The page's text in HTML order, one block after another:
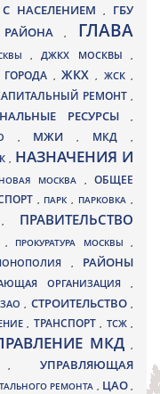
С НАСЕЛЕНИЕМ , ГБУ
РАЙОНА, ГЛАВА
,ДЖКХ МОСКВЫ ,
, ЖКХ, ЖСК,
РЕМОНТ ,
РЕСУРСЫ,
, МЖИ, МКД ,
, НАЗНАЧЕНИЯ И
НОВАЯ МОСКВА ,ОБЩЕЕ
, ПАРК, ПАРКОВКА ,
, ПРАВИТЕЛЬСТВО
, ПРОКУРАТУРА МОСКВЫ ,
, РАЙОНЫ
ОРГАНИЗАЦИЯ ,
, СТРОИТЕЛЬСТВО,
, ТРАНСПОРТ , ТСЖ ,
МКД ,
,УПРАВЛЯЮЩАЯ
РЕМОНТА , ЦАО,